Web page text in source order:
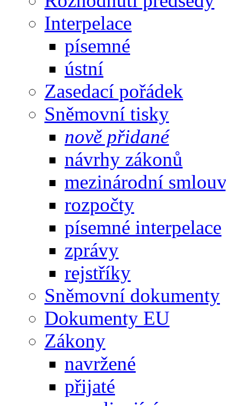
Interpelace
písemné
ústní
Zasedací pořádek
Sněmovní tisky
nově přidané
návrhy zákonů
mezinárodní
rozpočty
písemné interpelace
zprávy
rejstříky
Sněmovní dokumenty
Dokumenty EU
Zákony
navržené
přijaté